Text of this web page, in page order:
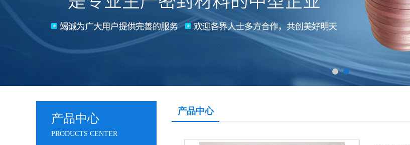
产品中心
PRODUCTS CENTER
产品中心